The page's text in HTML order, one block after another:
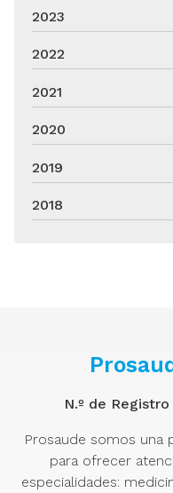
2023
2022
2021
2020
2019
2018
N.º de
Prosaude somos una
para ofrecer
especialidades: